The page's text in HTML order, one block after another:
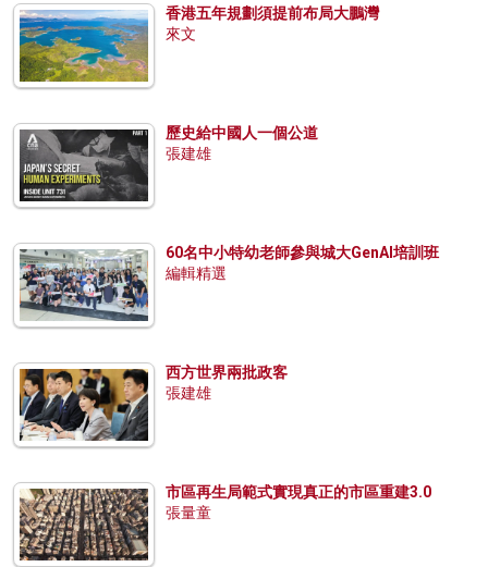
香港五年規劃須提前布局大鵬灣
來文
歷史給中國人一個公道
張建雄
60名中小特幼老師參與城大GenAI培訓班
編輯精選
西方世界兩批政客
張建雄
市區再生局範式實現真正的市區重建3.0
張量童